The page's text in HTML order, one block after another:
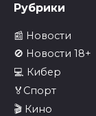
Рубрики
📰 Новости
🚫 Новости 18+
💻 Кибер
🏅Спорт
🎬 Кино